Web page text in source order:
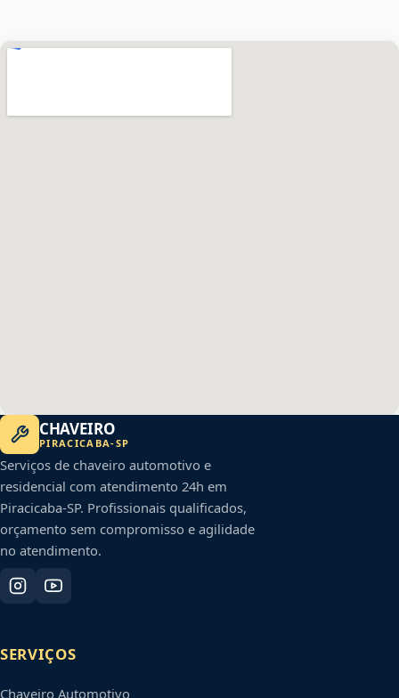
CHAVEIRO
PIRACICABA-SP
Serviços de chaveiro automotivo e
residencial com atendimento 24h em
Piracicaba-SP. Profissionais qualificados,
orçamento sem compromisso e agilidade
no atendimento.
SERVIÇOS
Chaveiro Automotivo